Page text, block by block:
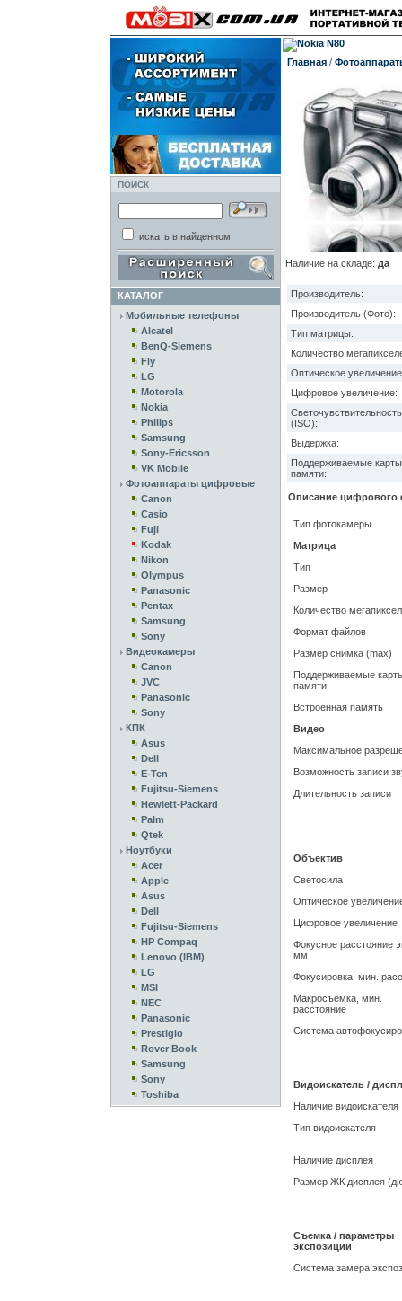
ПОИСК
искать в найденном
КАТАЛОГ
Мобильные телефоны
Alcatel
BenQ-Siemens
Fly
LG
Motorola
Nokia
Philips
Samsung
Sony-Ericsson
VK Mobile
Фотоаппараты цифровые
Canon
Casio
Fuji
Kodak
Nikon
Olympus
Panasonic
Pentax
Samsung
Sony
Видеокамеры
Canon
JVC
Panasonic
Sony
КПК
Asus
Dell
E-Ten
Fujitsu-Siemens
Hewlett-Packard
Palm
Qtek
Ноутбуки
Acer
Apple
Asus
Dell
Fujitsu-Siemens
HP Compaq
Lenovo (IBM)
LG
MSI
NEC
Panasonic
Prestigio
Rover Book
Samsung
Sony
Toshiba
Главная /
Наличие на складе: да
Производитель:
Производитель (Фото):
Тип матрицы:
Количество
Оптическое
Цифровое увеличение:
Светочувствительность
(ISO):
Выдержка:
Поддерживаемые карты
памяти:
Описание цифрового
Тип фотокамеры
Матрица
Тип
Размер
Количество
Формат файлов
Размер снимка (max)
Поддерживаемые
памяти
Встроенная память
Видео
Максимальное
Возможность записи
Длительность записи
Объектив
Светосила
Оптическое
Цифровое увеличение
Фокусное расстояние
мм
Фокусировка, мин.
Макросъемка, мин.
расстояние
Система
Видоискатель /
Наличие видоискателя
Тип видоискателя
Наличие дисплея
Размер ЖК дисплея
Съемка / параметры
экспозиции
Система замера